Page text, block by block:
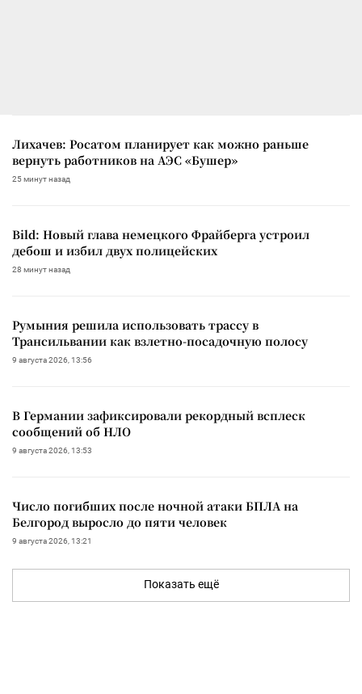
Лихачев: Росатом планирует как можно раньше
вернуть работников на АЭС «Бушер»
25 минут назад
Bild: Новый глава немецкого Фрайберга устроил
дебош и избил двух полицейских
28 минут назад
Румыния решила использовать трассу в
Трансильвании как взлетно-посадочную полосу
9 августа 2026, 13:56
В Германии зафиксировали рекордный всплеск
сообщений об НЛО
9 августа 2026, 13:53
Число погибших после ночной атаки БПЛА на
Белгород выросло до пяти человек
9 августа 2026, 13:21
Показать ещё